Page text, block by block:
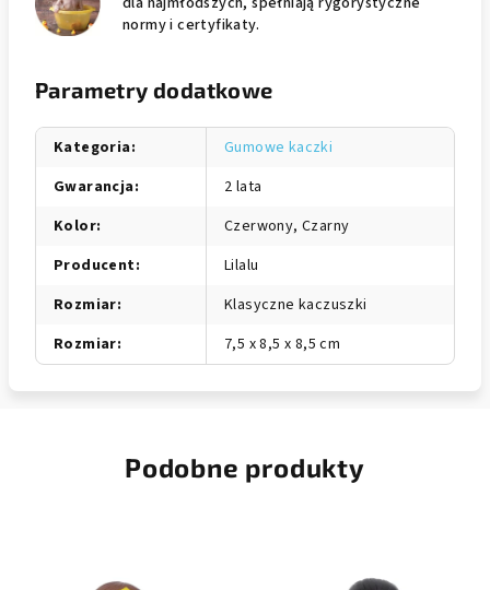
normy i certyfikaty.
Parametry dodatkowe
Kategoria:
Gumowe kaczki
Gwarancja:
2 lata
Kolor:
Czerwony, Czarny
Producent:
Lilalu
Rozmiar:
Klasyczne kaczuszki
Rozmiar: 7,5 x 8,5 x 8,5 cm
Podobne produkty